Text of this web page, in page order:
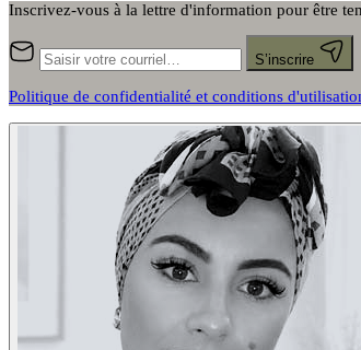
Inscrivez-vous à la lettre d'information pour être
S’inscrire
Politique de confidentialité et conditions